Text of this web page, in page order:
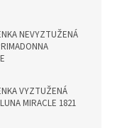
NEVYZTUŽENÁ
VYZTUŽENÁ
MIRACLE 1821